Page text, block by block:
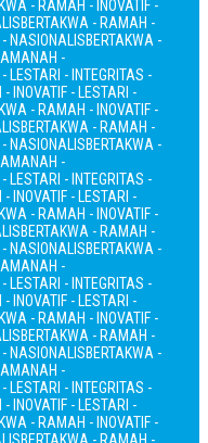
- RAMAH - INOVATIF -
BERTAKWA - RAMAH -
NASIONALISBERTAKWA -
AMANAH -
LESTARI - INTEGRITAS -
INOVATIF - LESTARI -
- RAMAH - INOVATIF -
BERTAKWA - RAMAH -
NASIONALISBERTAKWA -
AMANAH -
LESTARI - INTEGRITAS -
INOVATIF - LESTARI -
- RAMAH - INOVATIF -
BERTAKWA - RAMAH -
NASIONALISBERTAKWA -
AMANAH -
LESTARI - INTEGRITAS -
INOVATIF - LESTARI -
- RAMAH - INOVATIF -
BERTAKWA - RAMAH -
NASIONALISBERTAKWA -
AMANAH -
LESTARI - INTEGRITAS -
INOVATIF - LESTARI -
- RAMAH - INOVATIF -